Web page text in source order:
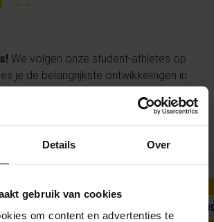
Details Over
gebruik van cookies
om content en advertenties te
We volgen onze student-athletes op
je de belangrijkste ontwikkelingen in
van onze talenten… en straks